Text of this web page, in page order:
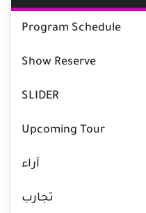
Program Schedule
Show Reserve
SLIDER
Upcoming Tour
آراء
تجارب